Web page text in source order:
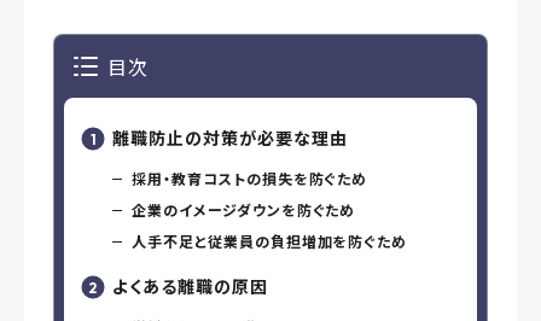
目次
離職防止の対策が必要な理由
採用・教育コストの損失を防ぐため
企業のイメージダウンを防ぐため
人手不足と従業員の負担増加を防ぐため
よくある離職の原因